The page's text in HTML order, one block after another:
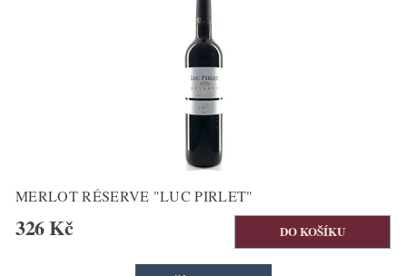
MERLOT RÉSERVE "LUC PIRLET"
326 Kč